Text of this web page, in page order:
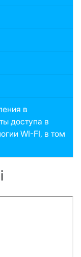
в
доступа в
WI-FI, в том